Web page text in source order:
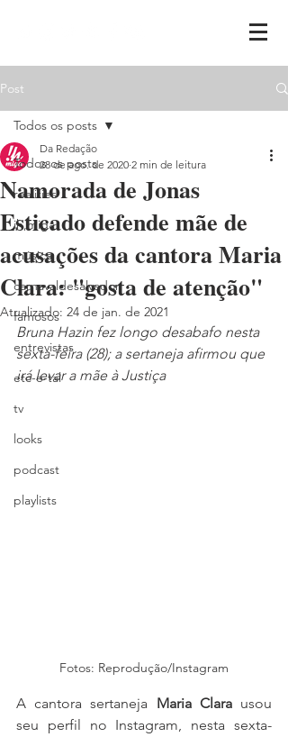
Post
Todos os posts
realities
ih,miga
música
carnavaldesalvador
famosos
entrevistas
etc-e-tal
tv
looks
podcast
playlists
Todos os posts
Namorada de Jonas
Esticado defende mãe de
acusações da cantora Maria
Clara: "gosta de atenção"
Da Redação
28 de ago. de 2020 2 min de leitura
Atualizado: 24 de jan. de 2021
Bruna Hazin fez longo desabafo nesta
sexta-feira (28); a sertaneja afirmou que
irá levar a mãe à Justiça
Fotos: Reprodução/Instagram
A cantora sertaneja Maria Clara usou
seu perfil no Instagram, nesta sexta-